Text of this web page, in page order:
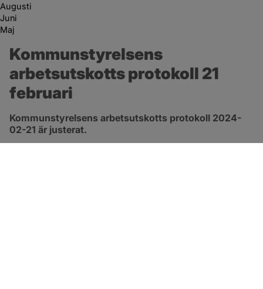
Augusti
Juni
Maj
Kommunstyrelsens
arbetsutskotts protokoll 21
februari
Kommunstyrelsens arbetsutskotts protokoll 2024-
02-21 är justerat.